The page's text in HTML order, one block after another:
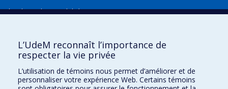
Plan du site|Accessibilité
Téléchargez les logos de l'ESPUM
L’UdeM reconnaît l’importance de
respecter la vie privée
L’utilisation de témoins nous permet d’améliorer et de
personnaliser votre expérience Web. Certains témoins